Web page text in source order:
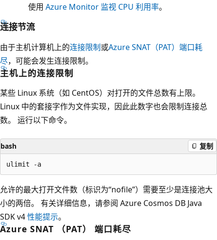
使用 Azure Monitor 监视 CPU 利用率。
连接节流
由于主机计算机上的连接限制或Azure SNAT（PAT）端口耗
尽，可能会发生连接限制。
主机上的连接限制
某些 Linux 系统（如 CentOS）对打开的文件总数有上限。
Linux 中的套接字作为文件实现，因此此数字也会限制连接总
数。 运行以下命令。
bash 复制
允许的最大打开文件数（标识为“nofile”）需要至少是连接池大
小的两倍。 有关详细信息，请参阅 Azure Cosmos DB Java
SDK v4性能提示。
Azure SNAT （PAT） 端口耗尽